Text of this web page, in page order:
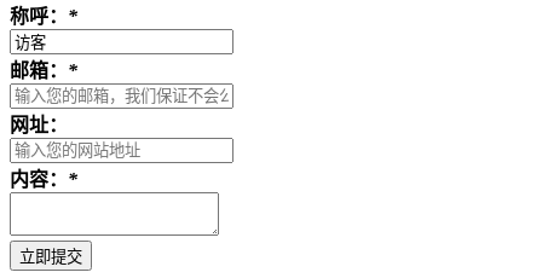
称呼： *
邮箱： *
网址：
内容： *